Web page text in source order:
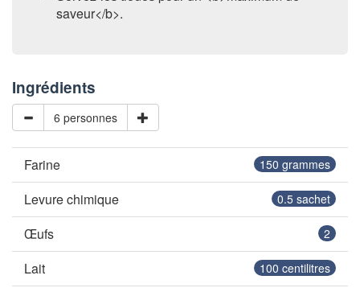
saveur</b>.
Ingrédients
6 personnes
Farine 150 grammes
Levure chimique 0.5 sachet
Œufs 2
Lait 100 centilitres